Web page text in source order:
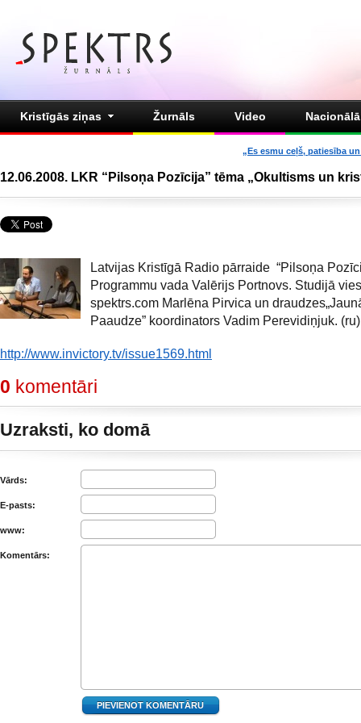
Kristīgās ziņas Žurnāls Video
„Es esmu ceļš, patiesība
12.06.2008. LKR “Pilsoņa Pozīcija” tēma „Okultisms un
Latvijas Kristīgā Radio pārraide “Pilsoņa
Programmu vada Valērijs Portnovs. Studijā
spektrs.com Marlēna Pirvica un
Paaudze” koordinators Vadim Perevidiņjuk. (ru)
http://www.invictory.tv/issue1569.html
0 komentāri
Uzraksti, ko domā
Vārds:
E-pasts:
www:
Komentārs: